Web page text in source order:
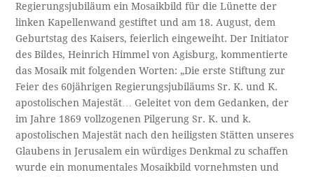
Regierungsjubiläum ein Mosaikbild für die Lünette der
linken Kapellenwand gestiftet und am 18. August, dem
Geburtstag des Kaisers, feierlich eingeweiht. Der Initiator
des Bildes, Heinrich Himmel von Agisburg, kommentierte
das Mosaik mit folgenden Worten: „Die erste Stiftung zur
Feier des 60jährigen Regierungsjubiläums Sr. K. und K.
apostolischen Majestät… Geleitet von dem Gedanken, der
im Jahre 1869 vollzogenen Pilgerung Sr. K. und k.
apostolischen Majestät nach den heiligsten Stätten unseres
Glaubens in Jerusalem ein würdiges Denkmal zu schaffen
wurde ein monumentales Mosaikbild vornehmsten und